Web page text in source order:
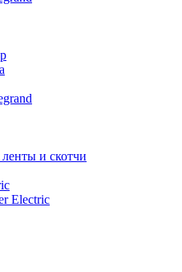
и скотчи
Electric